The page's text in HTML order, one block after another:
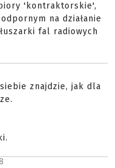
'kontraktorskie',
na działanie
fal radiowych
znajdzie, jak dla